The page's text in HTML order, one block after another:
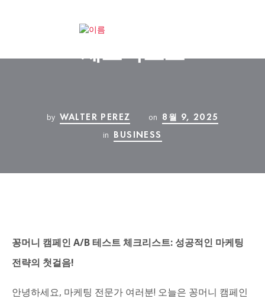
꽁머니 캠페인 A/B 테스트
체크리스트
by WALTER PEREZ on 8월 9, 2025
in BUSINESS
꽁머니 캠페인 A/B 테스트 체크리스트: 성공적인 마케팅
전략의 첫걸음!
안녕하세요, 마케팅 전문가 여러분! 오늘은 꽁머니 캠페인